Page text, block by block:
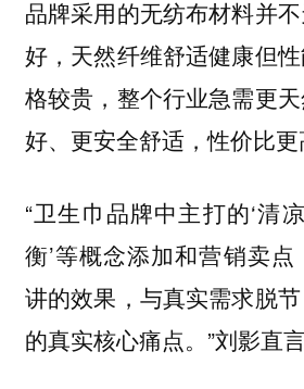
品牌采用的无纺布材料并
好，天然纤维舒适健康但
格较贵，整个行业急需更
好、更安全舒适，性价比更
“卫生巾品牌中主打的‘清
衡’等概念添加和营销卖
讲的效果，与真实需求脱
的真实核心痛点。”刘影直言